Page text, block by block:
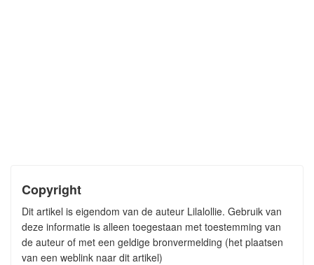
Copyright
Dit artikel is eigendom van de auteur Lilalollie. Gebruik van
deze informatie is alleen toegestaan met toestemming van
de auteur of met een geldige bronvermelding (het plaatsen
van een weblink naar dit artikel)